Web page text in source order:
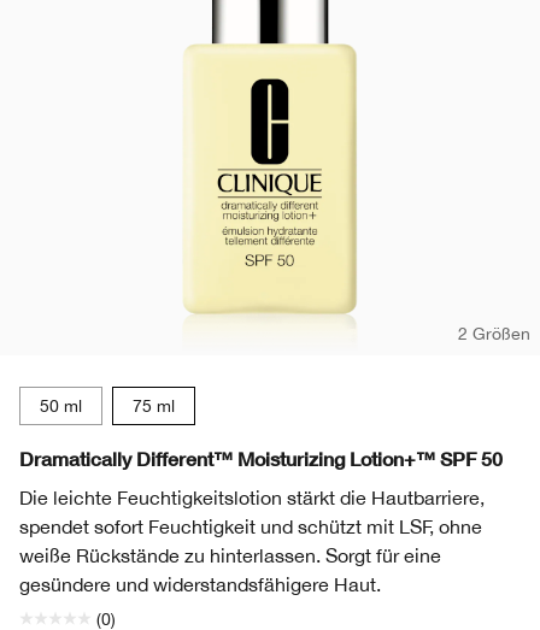
2 Größen
50 ml 75 ml
Dramatically Different™ Moisturizing Lotion+™ SPF 50
Die leichte Feuchtigkeitslotion stärkt die Hautbarriere,
spendet sofort Feuchtigkeit und schützt mit LSF, ohne
weiße Rückstände zu hinterlassen. Sorgt für eine
gesündere und widerstandsfähigere Haut.
(0)